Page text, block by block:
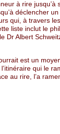
à rire
déclencher
qui, à travers
liste inclut le
Dr Albert
est un
qui le
au rire, l’a